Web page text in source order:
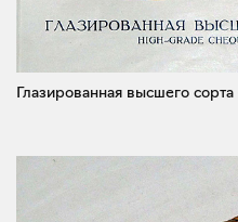
Глазированная высшего